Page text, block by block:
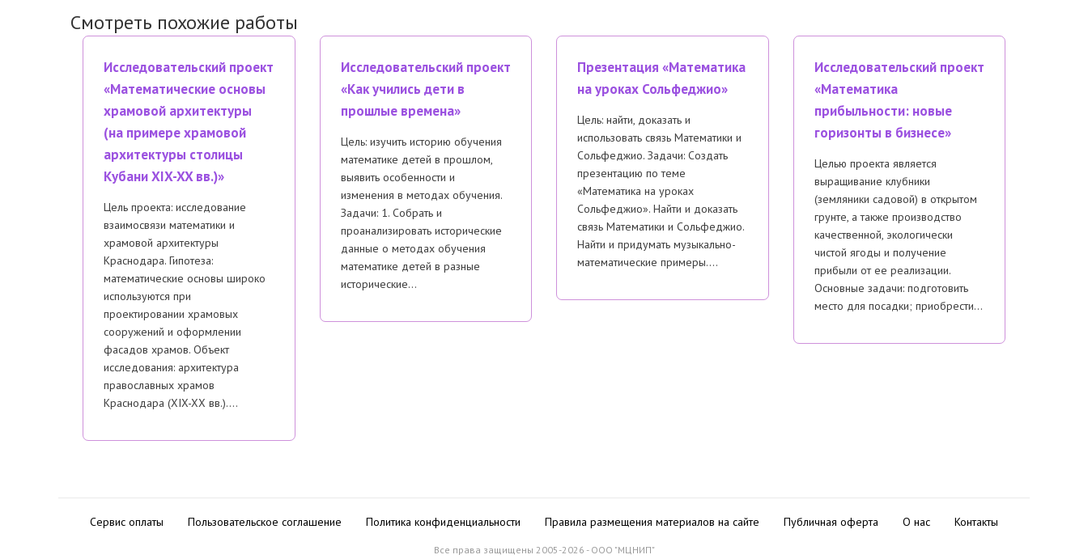
Смотреть похожие работы
Исследовательский проект
«Математические основы
храмовой архитектуры
(на примере храмовой
архитектуры столицы
Кубани XIX-XX вв.)»
Цель проекта: исследование
взаимосвязи математики и
храмовой архитектуры
Краснодара. Гипотеза:
математические основы широко
используются при
проектировании храмовых
сооружений и оформлении
фасадов храмов. Объект
исследования: архитектура
православных храмов
Краснодара (XIX-XX вв.)….
Исследовательский проект
«Как учились дети в
прошлые времена»
Цель: изучить историю обучения
математике детей в прошлом,
выявить особенности и
изменения в методах обучения.
Задачи: 1. Собрать и
проанализировать исторические
данные о методах обучения
математике детей в разные
исторические…
Презентация «Математика
на уроках Сольфеджио»
Цель: найти, доказать и
использовать связь Математики и
Сольфеджио. Задачи: Создать
презентацию по теме
«Математика на уроках
Сольфеджио». Найти и доказать
связь Математики и Сольфеджио.
Найти и придумать музыкально-
математические примеры….
Исследовательский проект
«Математика
прибыльности: новые
горизонты в бизнесе»
Целью проекта является
выращивание клубники
(земляники садовой) в открытом
грунте, а также производство
качественной, экологически
чистой ягоды и получение
прибыли от ее реализации.
Основные задачи: подготовить
место для посадки; приобрести…
Сервис оплаты Пользовательское соглашение Политика конфиденциальности Правила размещения материалов на сайте Публичная оферта О нас Контакты
Все права защищены 2005-2026 - ООО "МЦНИП"